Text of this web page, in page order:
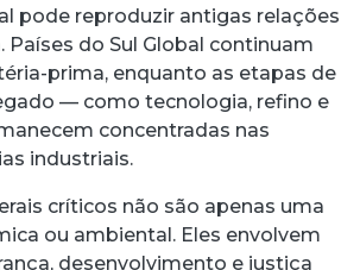
pode reproduzir antigas relações
Países do Sul Global continuam
prima, enquanto as etapas de
— como tecnologia, refino e
concentradas nas
industriais.
críticos não são apenas uma
ou ambiental. Eles envolvem
desenvolvimento e justiça